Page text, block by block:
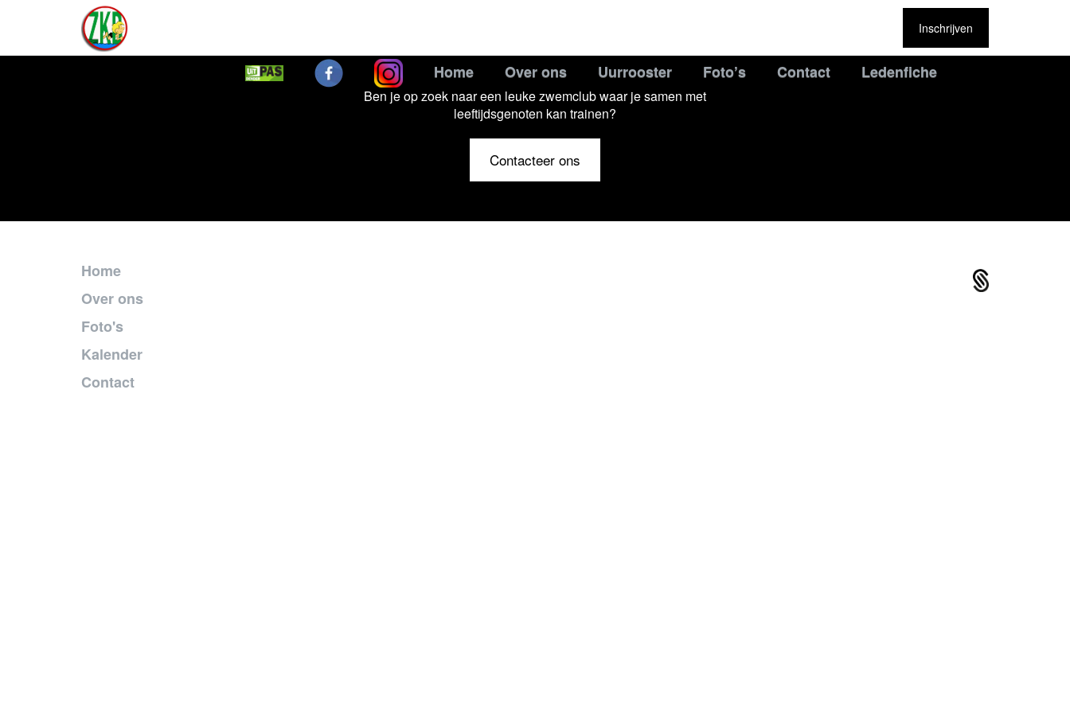
Inschrijven
Home Over ons Uurrooster Foto’s Contact Ledenfiche
Ben je op zoek naar een leuke zwemclub waar je samen met
leeftijdsgenoten kan trainen?
Contacteer ons
Home
Over ons
Foto's
Kalender
Contact